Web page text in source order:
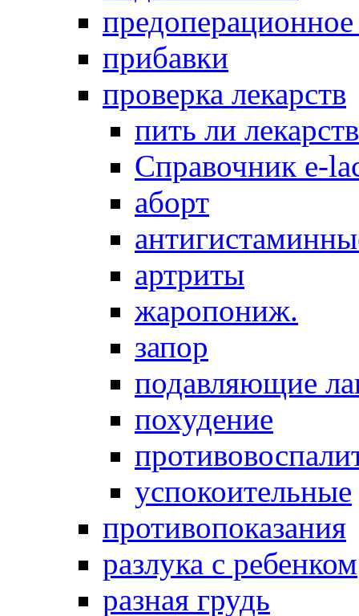
прибавки
проверка лекарств
пить ли
Справочник e-
аборт
артриты
жаропониж.
запор
подавляющие
похудение
успокоительные
противопоказания
разлука с ребенком
разная грудь